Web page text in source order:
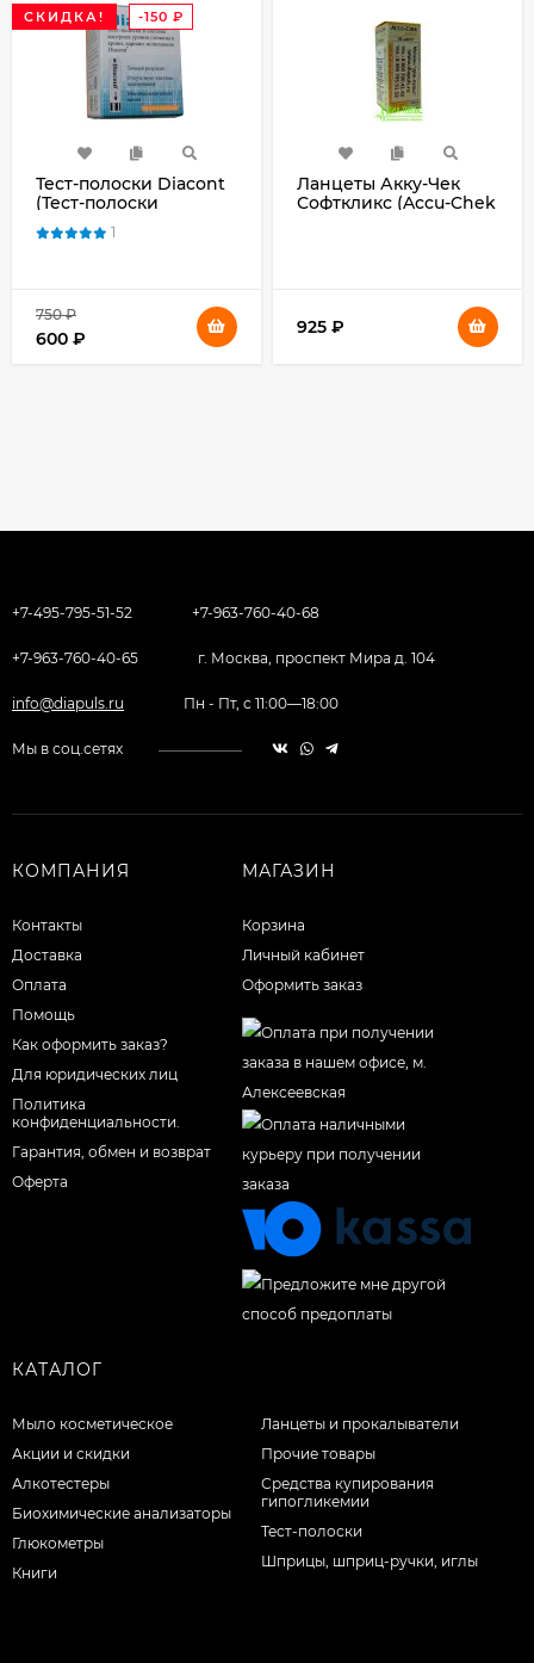
СКИДКА! -150 ₽
Тест-полоски Diacont
(Тест-полоски
Диаконт) №50
1
750₽
600 ₽
Ланцеты Акку-Чек
Софткликс (Accu-Chek
925 ₽
+7-495-795-51-52 +7-963-760-40-68
+7-963-760-40-65 г. Москва, проспект Мира д. 104
info@diapuls.ru Пн - Пт, с 11:00—18:00
Мы в соц.сетях
КОМПАНИЯ
Контакты
Доставка
Оплата
Помощь
Как оформить заказ?
Для юридических лиц
Политика
конфиденциальности.
Гарантия, обмен и возврат
Оферта
МАГАЗИН
Корзина
Личный кабинет
Оформить заказ
КАТАЛОГ
Мыло косметическое
Акции и скидки
Алкотестеры
Биохимические анализаторы
Глюкометры
Книги
Ланцеты и прокалыватели
Прочие товары
Средства купирования
гипогликемии
Тест-полоски
Шприцы, шприц-ручки, иглы